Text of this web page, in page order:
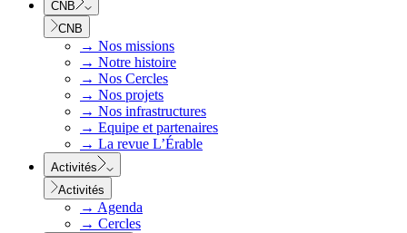
CNB
CNB
→ Nos missions
→ Notre histoire
→ Nos Cercles
→ Nos projets
→ Nos infrastructures
→ Equipe et partenaires
→ La revue L’Érable
Activités
Activités
→ Agenda
→ Cercles